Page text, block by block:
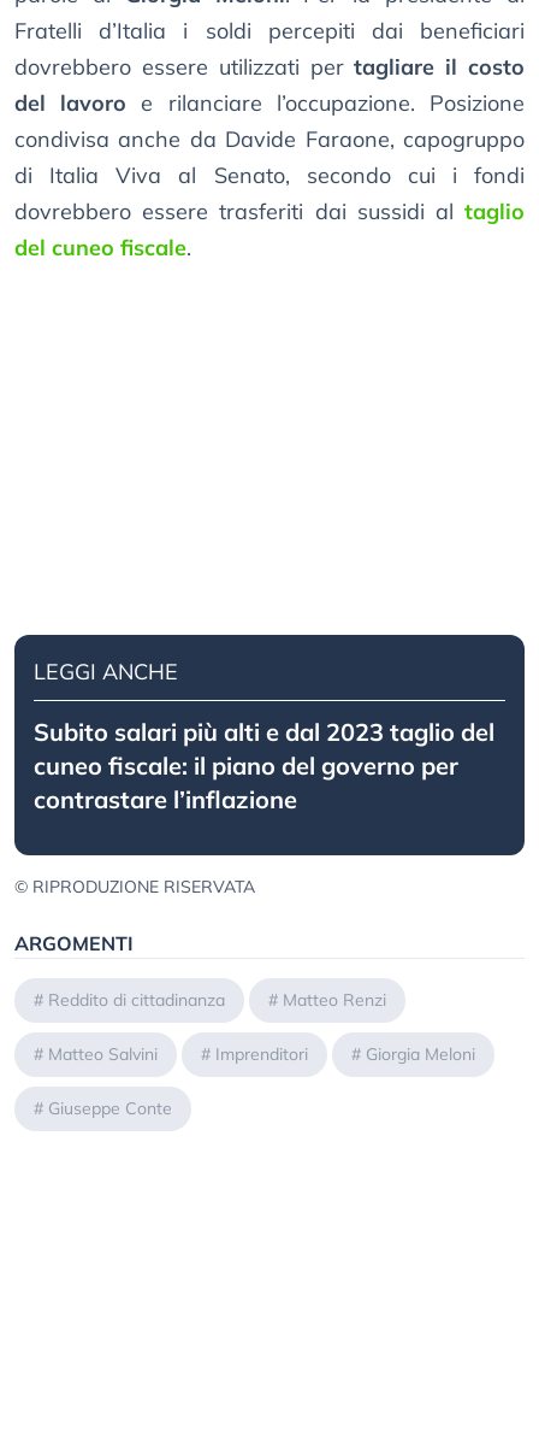
Fratelli d’Italia i soldi percepiti dai beneficiari
dovrebbero essere utilizzati pertagliare il costo
del lavoro e rilanciare l’occupazione. Posizione
condivisa anche da Davide Faraone, capogruppo
di Italia Viva al Senato, secondo cui i fondi
dovrebbero essere trasferiti dai sussidi al taglio
del cuneo fiscale.
LEGGI ANCHE
Subito salari più alti e dal 2023 taglio del
cuneo fiscale: il piano del governo per
contrastare l’inflazione
© RIPRODUZIONE RISERVATA
ARGOMENTI
# Reddito di cittadinanza # Matteo Renzi
# Matteo Salvini # Imprenditori # Giorgia Meloni
# Giuseppe Conte